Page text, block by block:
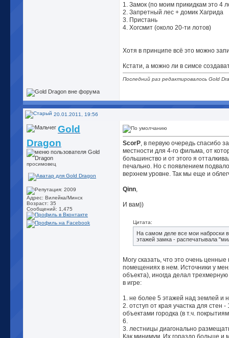
1. Замок (по моим прикидкам это 4
2. Запретный лес + домик Хагрида
3. Пристань
4. Хогсмит (около 20-ти лотов)
Хотя в принципе всё это можно
Кстати, а можно ли в симсе
Последний раз редактировалось Gold
20.01.2011, 19:56
Gold
Dragon
просимовец
Адрес: Вилейка/Минск
Возраст: 35
Сообщений: 1,475
ScorP, в первую очередь спасибо
местности для 4-го фильма, от
большинство и от этого я
печально. Но с появлением
верхнем уровне. Так мы еще и
Qinn,
И вам))
Цитата:
На самом деле все мои наброски
этажей замка - распечатывала
Могу сказать, что это очень
помещениях в нем. Источники у
объекта), иногда делал
в игре:
1. не более 5 этажей над землей и
2. отступ от края участка для стен
объектами городка (в т.ч.
6.
3. лестницы диагонально
Как минимум. Их гораздо больше и